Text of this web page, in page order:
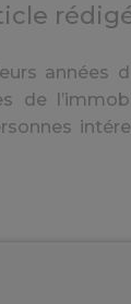
années
de